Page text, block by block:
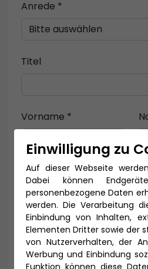
Anrede *
Titel
Vorname *
E-Mail *
Telefon *
Einwilligung zu
Auf dieser Webseite
Dabei können
personenbezogene Daten
werden. Die Verarbeitung
Einbindung von Inhalten,
Elementen Dritter sowie der
von Nutzerverhalten, der
Werbung und Einbindung
Funktion können diese